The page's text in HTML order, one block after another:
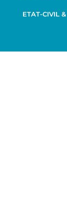
ETAT-CIVIL